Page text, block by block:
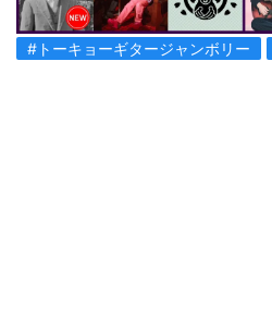
#トーキョーギタージャンボリー